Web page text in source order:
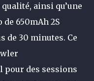
ainsi qu’une
650mAh 2S
de 30 minutes. Ce
pour des sessions